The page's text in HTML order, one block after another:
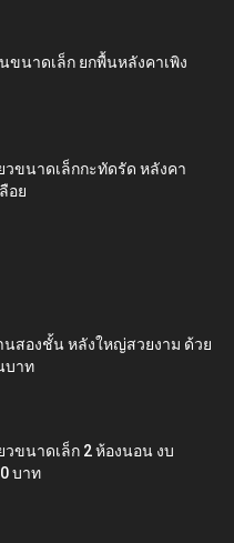
ขนาดเล็ก ยกพื้นหลังคาเพิง
วขนาดเล็กกะทัดรัด หลังคา
อย
นสองชั้น หลังใหญ่สวยงาม ด้วย
บาท
วขนาดเล็ก 2 ห้องนอน งบ
บาท